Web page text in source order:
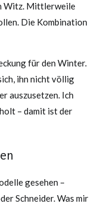
Witz. Mittlerweile
Die Kombination
für den Winter.
ihn nicht völlig
auszusetzen. Ich
– damit ist der
gesehen –
Schneider. Was mir